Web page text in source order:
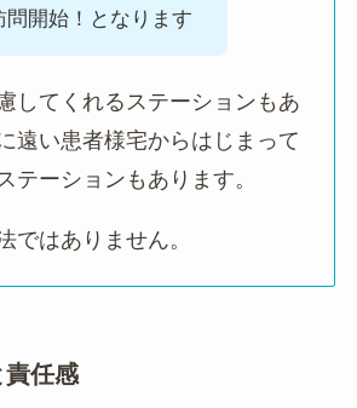
問開始！となります
してくれるステーションもあ
遠い患者様宅からはじまって
テーションもあります。
ではありません。
責任感